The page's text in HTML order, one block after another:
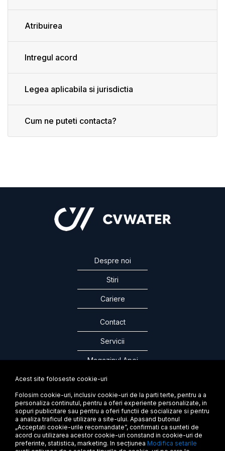
Atribuirea
Intregul acord
Legea aplicabila si jurisdictia
Cum ne puteti contacta?
Despre noi
Stiri
Cariere
Contact
Servicii
Magazinul Apei
ABONEAZA-TE LA NEWSLETTER
Acest site foloseste cookie-uri
Folosim cookie-uri, inclusiv cookie-uri de la parti terte, pentru a a
personaliza continutul, pentru a oferi experiente personalizate, in
sopuri publicitare sau pentru a oferi functii de socializare si pentru
a analiza traficul de utilizare a site-ului. Apasand butonul
„Acceptati cookie-urile recomandate”, confirmati ca sunteti de
acord cu utilizarea acestor cookie-uri constand in cookie-uri de
preferinte, statistica, marketing. In secțiunea Modifica setarile